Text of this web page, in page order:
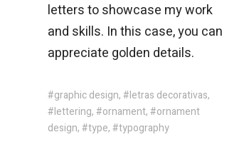
letters to showcase my work
and skills. In this case, you can
appreciate golden details.
#graphic design, #letras decorativas,
#lettering, #ornament, #ornament
design, #type, #typography